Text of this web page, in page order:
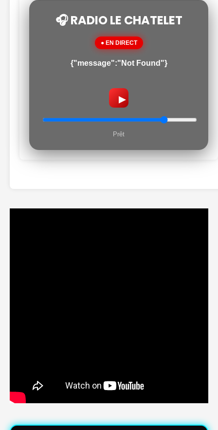
🎧 RADIO LE CHATELET
● EN DIRECT
{"message":"Not Found"}
▶
Prêt